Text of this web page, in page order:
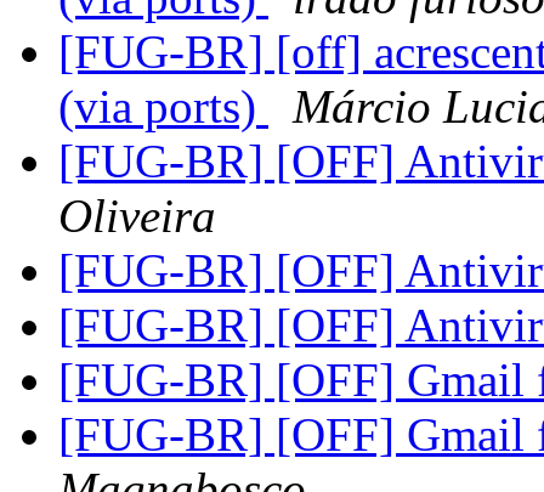
[FUG-BR] [off]
(via ports)
Márcio
[FUG-BR] [OFF]
Oliveira
[FUG-BR] [OFF]
[FUG-BR] [OFF]
[FUG-BR] [OFF] Gmail
[FUG-BR] [OFF] Gmail